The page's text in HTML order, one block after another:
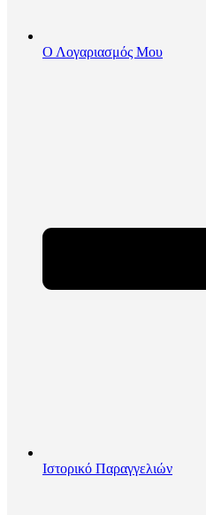
Ο Λογαριασμός Μου
Ιστορικό Παραγγελιών